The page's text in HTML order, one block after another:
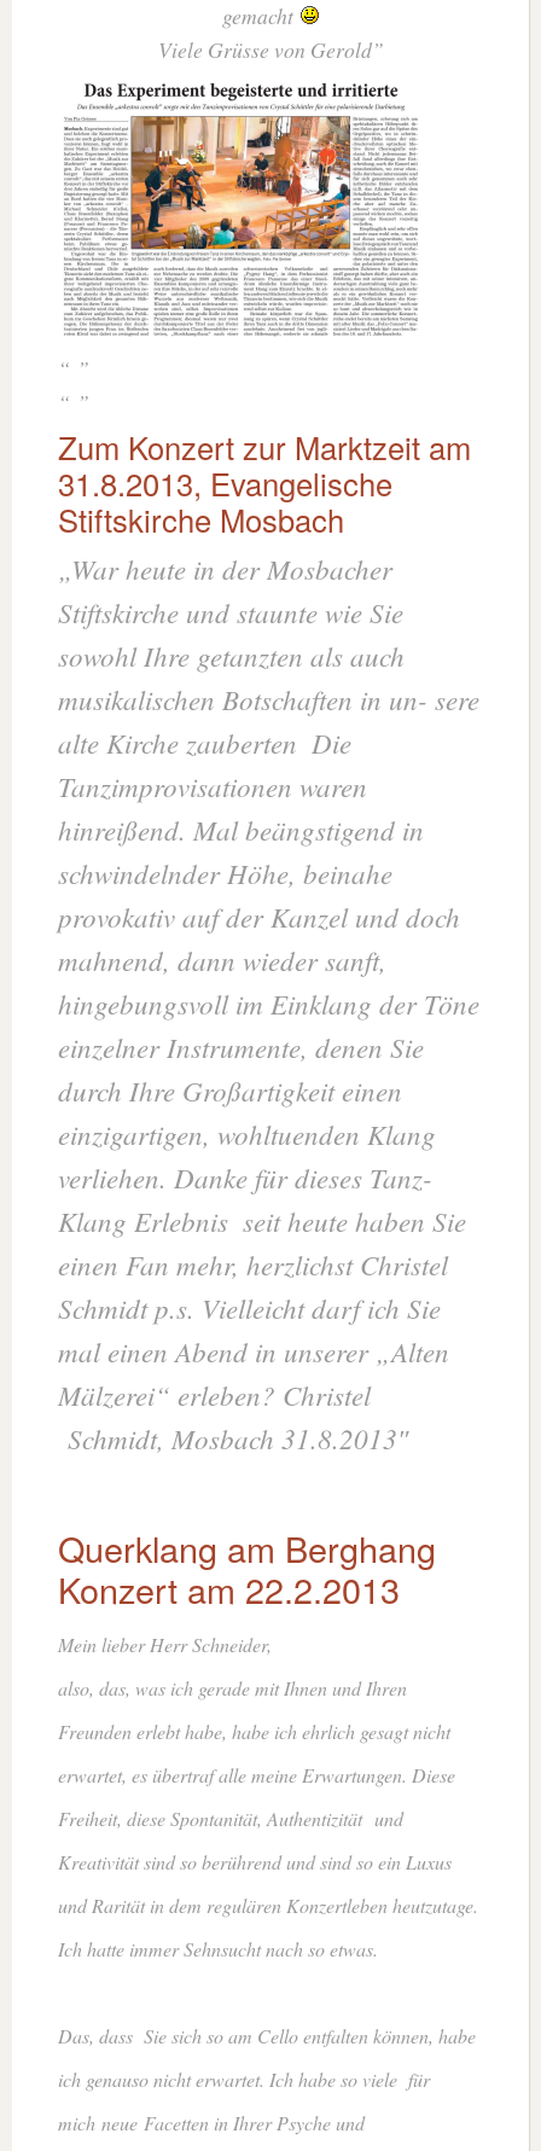
gemacht
Viele Grüsse von Gerold
Zum Konzert zur Marktzeit am
31.8.2013, Evangelische
Stiftskirche Mosbach
„War heute in der Mosbacher
Stiftskirche und staunte wie Sie
sowohl Ihre getanzten als auch
musikalischen Botschaften in un- sere
alte Kirche zauberten Die
Tanzimprovisationen waren
hinreißend. Mal beängstigend in
schwindelnder Höhe, beinahe
provokativ auf der Kanzel und doch
mahnend, dann wieder sanft,
hingebungsvoll im Einklang der Töne
einzelner Instrumente, denen Sie
durch Ihre Großartigkeit einen
einzigartigen, wohltuenden Klang
verliehen. Danke für dieses Tanz-
Klang Erlebnis seit heute haben Sie
einen Fan mehr, herzlichst Christel
Schmidt p.s. Vielleicht darf ich Sie
mal einen Abend in unserer „Alten
Mälzerei“ erleben? Christel
Schmidt, Mosbach 31.8.2013″
Querklang am Berghang
Konzert am 22.2.2013
Mein lieber Herr Schneider,
also, das, was ich gerade mit Ihnen und Ihren
Freunden erlebt habe, habe ich ehrlich gesagt nicht
erwartet, es übertraf alle meine Erwartungen. Diese
Freiheit, diese Spontanität, Authentizität und
Kreativität sind so berührend und sind so ein Luxus
und Rarität in dem regulären Konzertleben heutzutage.
Ich hatte immer Sehnsucht nach so etwas.
Das, dass Sie sich so am Cello entfalten können, habe
ich genauso nicht erwartet. Ich habe so viele für
mich neue Facetten in Ihrer Psyche und